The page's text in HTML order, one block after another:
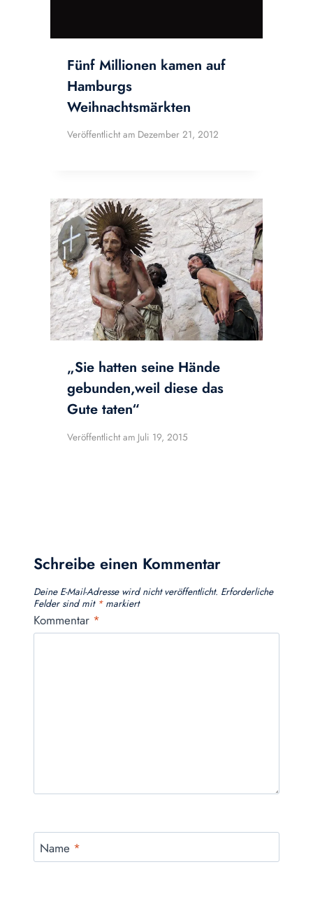
Fünf Millionen kamen auf
Hamburgs
Weihnachtsmärkten
Veröffentlicht am Dezember 21, 2012
„Sie hatten seine Hände
gebunden,weil diese das
Gute taten“
Veröffentlicht am Juli 19, 2015
Schreibe einen Kommentar
Deine E-Mail-Adresse wird nicht veröffentlicht. Erforderliche
Felder sind mit *markiert
Kommentar *
Name *